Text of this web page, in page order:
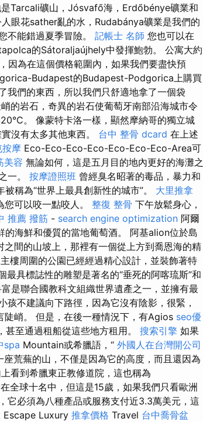
Tarcali礦山，Jósvafő海，Erdőbénye礦業和
眼花sather亂的水，Rudabánya礦業是我們的
不能錯過夏季冒險。 記帳士 名師 您也可以在
的Sátoraljaújhely中發揮鮑勃。 公寓大約
因為在這個價格範圍內，如果我們要盡快預
Budapest的Budapest-Podgorica上購買
我們的東西，所以我們只舒適地拿了一個袋
的岩石，奇異的岩石使葡萄牙南部沿海城市令
。 像蒙特卡洛一樣，顯然摩納哥的獨立城
沒有太多其他東西。 台中 整骨 dcard 在上述
按摩 Eco-Eco-Eco-Eco-Eco-Eco-Eco-Area可
美容 無論如何，這是五月目的地內更好的海灘之
一。 按摩證照班 曾經臭名昭著的毒品，暴力和
稱為“世界上最具創新性的城市”。 大里推拿
可以咬一點咬人。 整復 整骨 下午放鬆身心，
推薦 撥筋 - search engine optimization 阿爾
海鮮和優質的當地葡萄酒。 阿基alion位於島
間的山坡上，那裡有一個從上方到喬恩海的精
主樓周圍的公園已經經過精心設計，並裝飾著特
最具標誌性的雕塑是著名的“垂死的阿喀琉斯”和
是聯合國教科文組織世界遺產之一，並擁有最
不建議向下路徑，因為它沒有陰影，很緊，
峭。 但是，在後一種情況下，有Agios seo優
至通過租船從這些地方租用。 搜索引擎 如果
spa Mountain或希臘語，“ 外國人在台灣開公司
荒蕪的山，不僅是因為它的高度，而且還因為
看到希臘東正教修道院，這也稱為
球十名中，但這是15歲，如果我們只看歐洲
它必須為八種產品或服務支付近3.3萬美元，這
Escape Luxury 推拿價格 Travel 台中喬骨盆